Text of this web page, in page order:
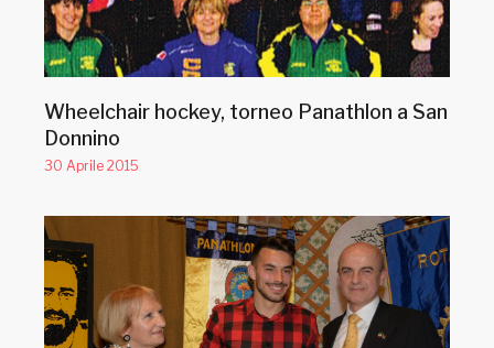
Wheelchair hockey, torneo Panathlon a San
Donnino
30 Aprile 2015